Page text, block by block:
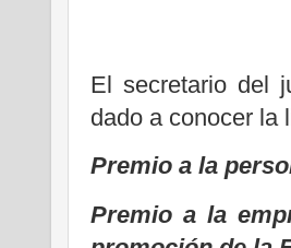
El secretario del
dado a conocer la
Premio a la
Premio a la